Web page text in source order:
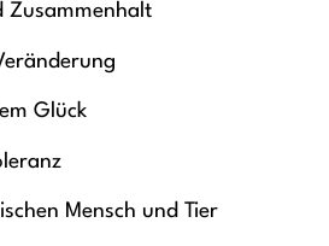
Zusammenhalt
Glück
Mensch und Tier